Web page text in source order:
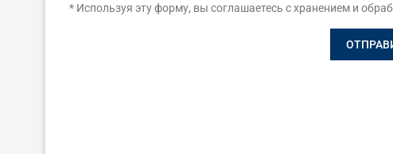
* Используя эту форму, вы соглашаетесь с хранением и